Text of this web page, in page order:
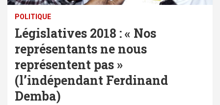
POLITIQUE
Législatives 2018 : « Nos
représentants ne nous
représentent pas »
(l’indépendant Ferdinand
Demba)